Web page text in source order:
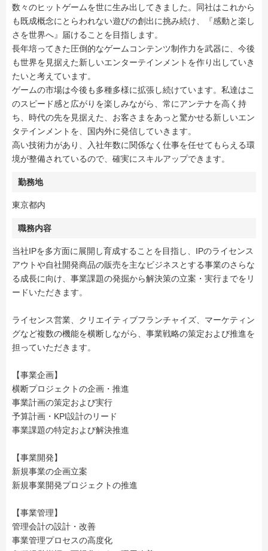
数々のヒットゲームを世に生み出してきました。同社はこれから
も既成概念にとらわれない遊びの創出に挑み続け、『感動と楽し
さを世界へ』届けることを目指します。
長年培ってきた圧倒的なゲームコンテンツ制作力を武器に、今後
も世界を見据えた新しいエンターテインメントを作り出していき
たいと考えています。
ゲームの市場は今後も多種多様に拡張し続けています。私達はこ
のスピード感と広がりを楽しみながら、常にアンテナを高く持
ち、時代の先を見据えた、お客さまをあっと驚かせる新しいエン
タテインメントを、国内外に発信していきます。
高い技術力があり、入社年数に関係なく仕事を任せてもらえる環
境が整備されているので、確実にスキルアップできます。
勤務地
東京都内
職務内容
当社IPを多方面に展開し育成することを目指し、IPのライセンス
アウトや自社開発商品の販売を主なビジネスとする事業のさらな
る成長に向け、事業課題の発掘から解決策の立案・実行までをリ
ードいただきます。
ライセンス営業、クリエイティブフランチャイズ、マーケティン
グなど複数の機能を横断しながら、事業戦略の策定および推進を
担っていただきます。
【事業企画】
横断プロジェクトの企画・推進
事業計画の策定および実行
予算計画・KPI設計のリード
事業課題の特定および解決推進
【事業開発】
新規事業の企画立案
新規事業開発プロジェクトの推進
【事業管理】
管理会計の設計・改善
事業管理プロセスの高度化